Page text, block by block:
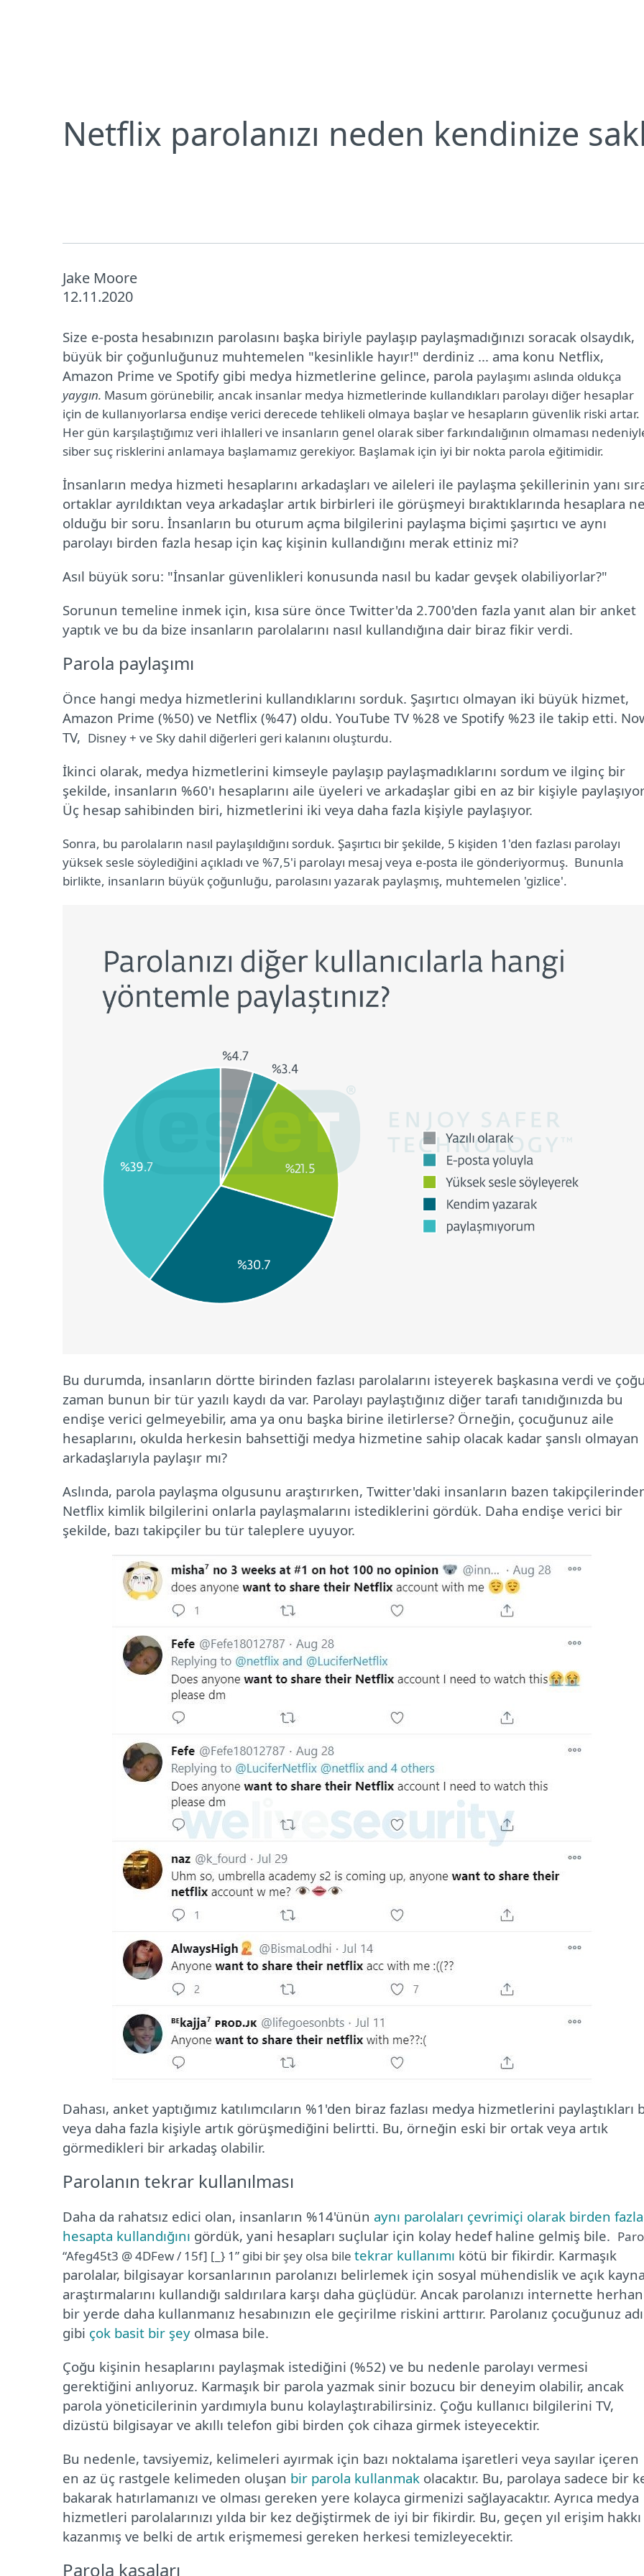
Netflix parolanızı neden kendinize
Jake Moore
12.11.2020
Size e-posta hesabınızın parolasını başka biriyle paylaşıp paylaşmadığınızı soracak olsaydık,
büyük bir çoğunluğunuz muhtemelen "kesinlikle hayır!" derdiniz ... ama konu Netflix,
Amazon Prime ve Spotify gibi medya hizmetlerine gelince, parola paylaşımı aslında oldukça
yaygın. Masum görünebilir, ancak insanlar medya hizmetlerinde kullandıkları parolayı diğer hesaplar
için de kullanıyorlarsa endişe verici derecede tehlikeli olmaya başlar ve hesapların güvenlik riski artar.
Her gün karşılaştığımız veri ihlalleri ve insanların genel olarak siber farkındalığının olmaması
siber suç risklerini anlamaya başlamamız gerekiyor. Başlamak için iyi bir nokta parola eğitimidir.
İnsanların medya hizmeti hesaplarını arkadaşları ve aileleri ile paylaşma şekillerinin yanı
ortaklar ayrıldıktan veya arkadaşlar artık birbirleri ile görüşmeyi bıraktıklarında hesaplara
olduğu bir soru. İnsanların bu oturum açma bilgilerini paylaşma biçimi şaşırtıcı ve aynı
parolayı birden fazla hesap için kaç kişinin kullandığını merak ettiniz mi?
Asıl büyük soru: "İnsanlar güvenlikleri konusunda nasıl bu kadar gevşek olabiliyorlar?"
Sorunun temeline inmek için, kısa süre önce Twitter'da 2.700'den fazla yanıt alan bir anket
yaptık ve bu da bize insanların parolalarını nasıl kullandığına dair biraz fikir verdi.
Parola paylaşımı
Önce hangi medya hizmetlerini kullandıklarını sorduk. Şaşırtıcı olmayan iki büyük hizmet,
Amazon Prime (%50) ve Netflix (%47) oldu. YouTube TV %28 ve Spotify %23 ile takip etti.
TV, Disney + ve Sky dahil diğerleri geri kalanını oluşturdu.
İkinci olarak, medya hizmetlerini kimseyle paylaşıp paylaşmadıklarını sordum ve ilginç bir
şekilde, insanların %60'ı hesaplarını aile üyeleri ve arkadaşlar gibi en az bir kişiyle
Üç hesap sahibinden biri, hizmetlerini iki veya daha fazla kişiyle paylaşıyor.
Sonra, bu parolaların nasıl paylaşıldığını sorduk. Şaşırtıcı bir şekilde, 5 kişiden 1'den fazlası parolayı
yüksek sesle söylediğini açıkladı ve %7,5'i parolayı mesaj veya e-posta ile gönderiyormuş. Bununla
birlikte, insanların büyük çoğunluğu, parolasını yazarak paylaşmış, muhtemelen 'gizlice'.
Bu durumda, insanların dörtte birinden fazlası parolalarını isteyerek başkasına verdi ve
zaman bunun bir tür yazılı kaydı da var. Parolayı paylaştığınız diğer tarafı tanıdığınızda bu
endişe verici gelmeyebilir, ama ya onu başka birine iletirlerse? Örneğin, çocuğunuz aile
hesaplarını, okulda herkesin bahsettiği medya hizmetine sahip olacak kadar şanslı olmayan
arkadaşlarıyla paylaşır mı?
Aslında, parola paylaşma olgusunu araştırırken, Twitter'daki insanların bazen
Netflix kimlik bilgilerini onlarla paylaşmalarını istediklerini gördük. Daha endişe verici bir
şekilde, bazı takipçiler bu tür taleplere uyuyor.
Dahası, anket yaptığımız katılımcıların %1'den biraz fazlası medya hizmetlerini paylaştıkları
veya daha fazla kişiyle artık görüşmediğini belirtti. Bu, örneğin eski bir ortak veya artık
görmedikleri bir arkadaş olabilir.
Parolanın tekrar kullanılması
Daha da rahatsız edici olan, insanların %14'ünün aynı parolaları çevrimiçi olarak birden fazla
hesapta kullandığını gördük, yani hesapları suçlular için kolay hedef haline gelmiş bile.
“Afeg45t3 @ 4DFew / 15f] [_} 1” gibi bir şey olsa bile tekrar kullanımı kötü bir fikirdir. Karmaşık
parolalar, bilgisayar korsanlarının parolanızı belirlemek için sosyal mühendislik ve açık
araştırmalarını kullandığı saldırılara karşı daha güçlüdür. Ancak parolanızı internette
bir yerde daha kullanmanız hesabınızın ele geçirilme riskini arttırır. Parolanız çocuğunuz adı
gibi çok basit bir şey olmasa bile.
Çoğu kişinin hesaplarını paylaşmak istediğini (%52) ve bu nedenle parolayı vermesi
gerektiğini anlıyoruz. Karmaşık bir parola yazmak sinir bozucu bir deneyim olabilir, ancak
parola yöneticilerinin yardımıyla bunu kolaylaştırabilirsiniz. Çoğu kullanıcı bilgilerini TV,
dizüstü bilgisayar ve akıllı telefon gibi birden çok cihaza girmek isteyecektir.
Bu nedenle, tavsiyemiz, kelimeleri ayırmak için bazı noktalama işaretleri veya sayılar içeren
en az üç rastgele kelimeden oluşan bir parola kullanmak olacaktır. Bu, parolaya sadece bir
bakarak hatırlamanızı ve olması gereken yere kolayca girmenizi sağlayacaktır. Ayrıca medya
hizmetleri parolalarınızı yılda bir kez değiştirmek de iyi bir fikirdir. Bu, geçen yıl erişim hakkı
kazanmış ve belki de artık erişmemesi gereken herkesi temizleyecektir.
Parola kasaları